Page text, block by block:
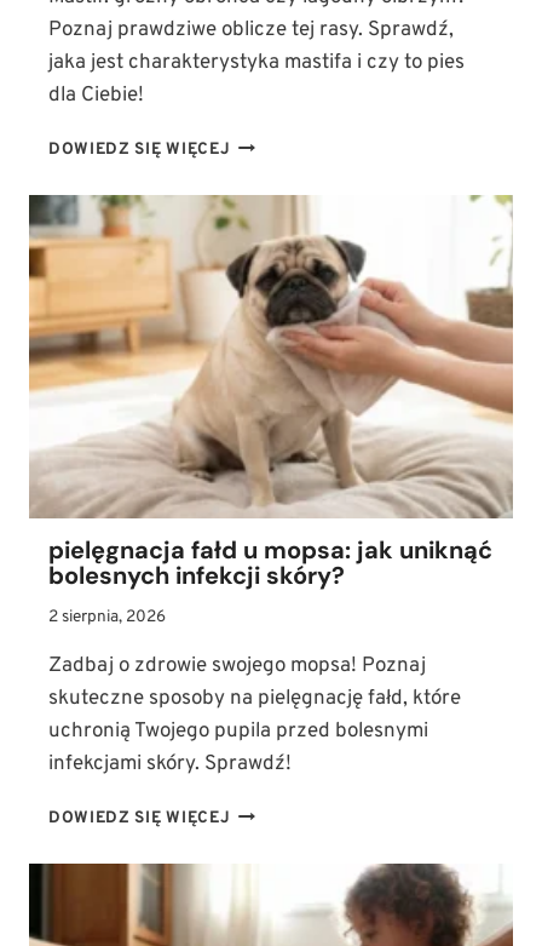
Poznaj prawdziwe oblicze tej rasy. Sprawdź,
jaka jest charakterystyka mastifa i czy to pies
dla Ciebie!
DOWIEDZ SIĘ WIĘCEJ MASTIF:
STRÓŻ
CZY
CZUŁY
PRZYJACIEL?
POZNAJ
PRAWDZIWE
OBLICZE
RASY
pielęgnacja fałd u mopsa: jak uniknąć
bolesnych infekcji skóry?
2 sierpnia, 2026
Zadbaj o zdrowie swojego mopsa! Poznaj
skuteczne sposoby na pielęgnację fałd, które
uchronią Twojego pupila przed bolesnymi
infekcjami skóry. Sprawdź!
DOWIEDZ SIĘ WIĘCEJ PIELĘGNACJA
JAK